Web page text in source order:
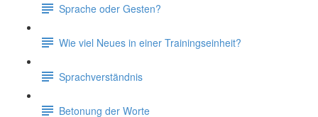
Sprache oder Gesten?
Wie viel Neues in einer Trainingseinheit?
Sprachverständnis
Betonung der Worte